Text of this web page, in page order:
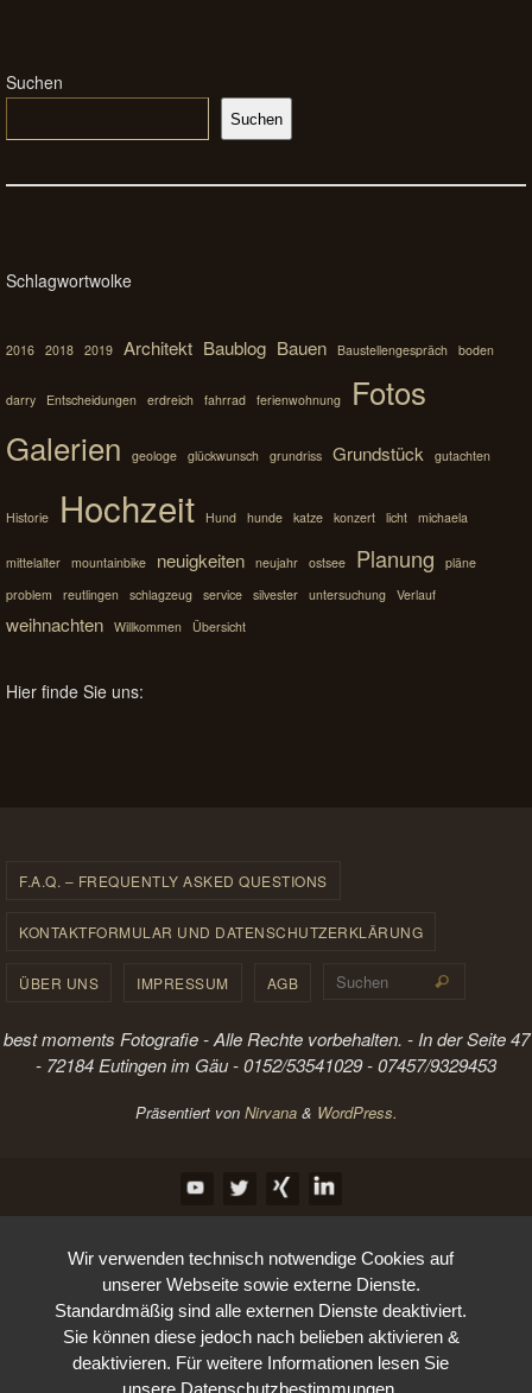
Suchen
Suchen
Schlagwortwolke
2016 2018 2019 Architekt Baublog Bauen Baustellengespräch boden
darry Entscheidungen erdreich fahrrad ferienwohnung
Fotos
Galerien
geologe glückwunsch grundriss Grundstück gutachten
Historie Hochzeit Hund hunde katze konzert licht michaela
mittelalter mountainbike neuigkeiten neujahr ostsee Planung
pläne
problem
reutlingen schlagzeug service silvester untersuchung Verlauf
weihnachten Willkommen Übersicht
Hier finde Sie uns:
F.A.Q. – FREQUENTLY ASKED QUESTIONS
KONTAKTFORMULAR UND DATENSCHUTZERKLÄRUNG
ÜBER UNS IMPRESSUM AGB Suchen
best moments Fotografie - Alle Rechte vorbehalten. - In der Seite 47
- 72184 Eutingen im Gäu - 0152/53541029 - 07457/9329453
Präsentiert von Nirvana& WordPress.
Wir verwenden technisch notwendige Cookies auf
unserer Webseite sowie externe Dienste.
Standardmäßig sind alle externen Dienste deaktiviert.
Sie können diese jedoch nach belieben aktivieren &
deaktivieren. Für weitere Informationen lesen Sie
unsere Datenschutzbestimmungen.